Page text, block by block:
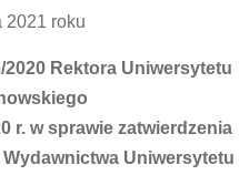
2021 roku
Rektora Uniwersytetu
r. w sprawie zatwierdzenia
Uniwersytetu